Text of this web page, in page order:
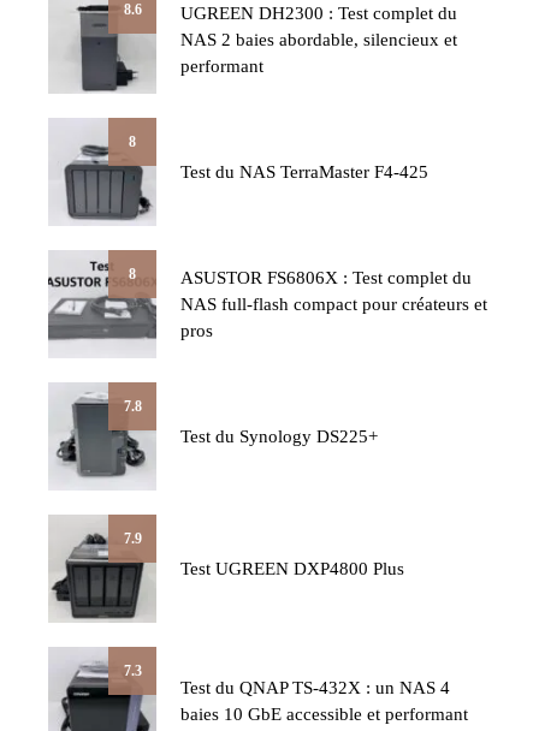
8.6
UGREEN DH2300 : Test complet du
NAS 2 baies abordable, silencieux et
performant
8
Test du NAS TerraMaster F4-425
8
ASUSTOR FS6806X : Test complet du
NAS full-flash compact pour créateurs et
pros
7.8
Test du Synology DS225+
7.9
Test UGREEN DXP4800 Plus
7.3
Test du QNAP TS-432X : un NAS 4
baies 10 GbE accessible et performant